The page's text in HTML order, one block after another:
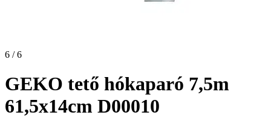
6 / 6
GEKO tető hókaparó 7,5m
61,5x14cm D00010